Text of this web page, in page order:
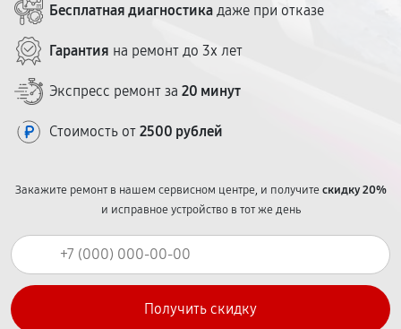
Бесплатная диагностика даже при отказе
Гарантия на ремонт до 3х лет
Экспресс ремонт за 20 минут
Стоимость от 2500 рублей
Закажите ремонт в нашем сервисном центре, и получитескидку 20%
и исправное устройство в тот же день